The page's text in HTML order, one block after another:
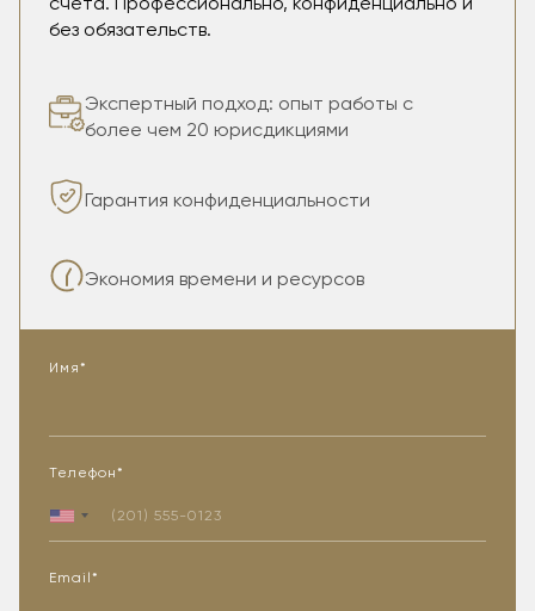
без обязательств.
Экспертный подход: опыт работы с
более чем 20 юрисдикциями
Гарантия конфиденциальности
Экономия времени и ресурсов
Имя*
Телефон*
Email*